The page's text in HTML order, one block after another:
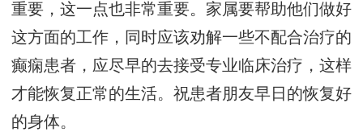
重要，这一点也非常重要。家属要帮助他们做好
这方面的工作，同时应该劝解一些不配合治疗的
癫痫患者，应尽早的去接受专业临床治疗，这样
才能恢复正常的生活。祝患者朋友早日的恢复好
的身体。